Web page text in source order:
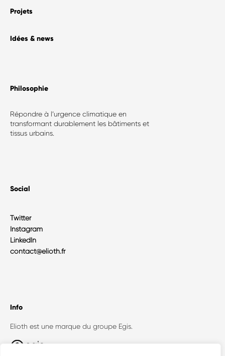
Projets
Idées & news
Philosophie​
Répondre à l’urgence climatique en
transformant durablement les bâtiments et
tissus urbains.
Social
Twitter
Instagram
LinkedIn
contact@elioth.fr
Info
Elioth est une marque du groupe Egis.